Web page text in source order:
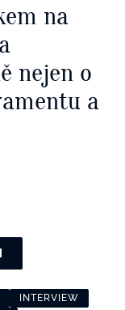
na
nejen o
a
INTERVIEW